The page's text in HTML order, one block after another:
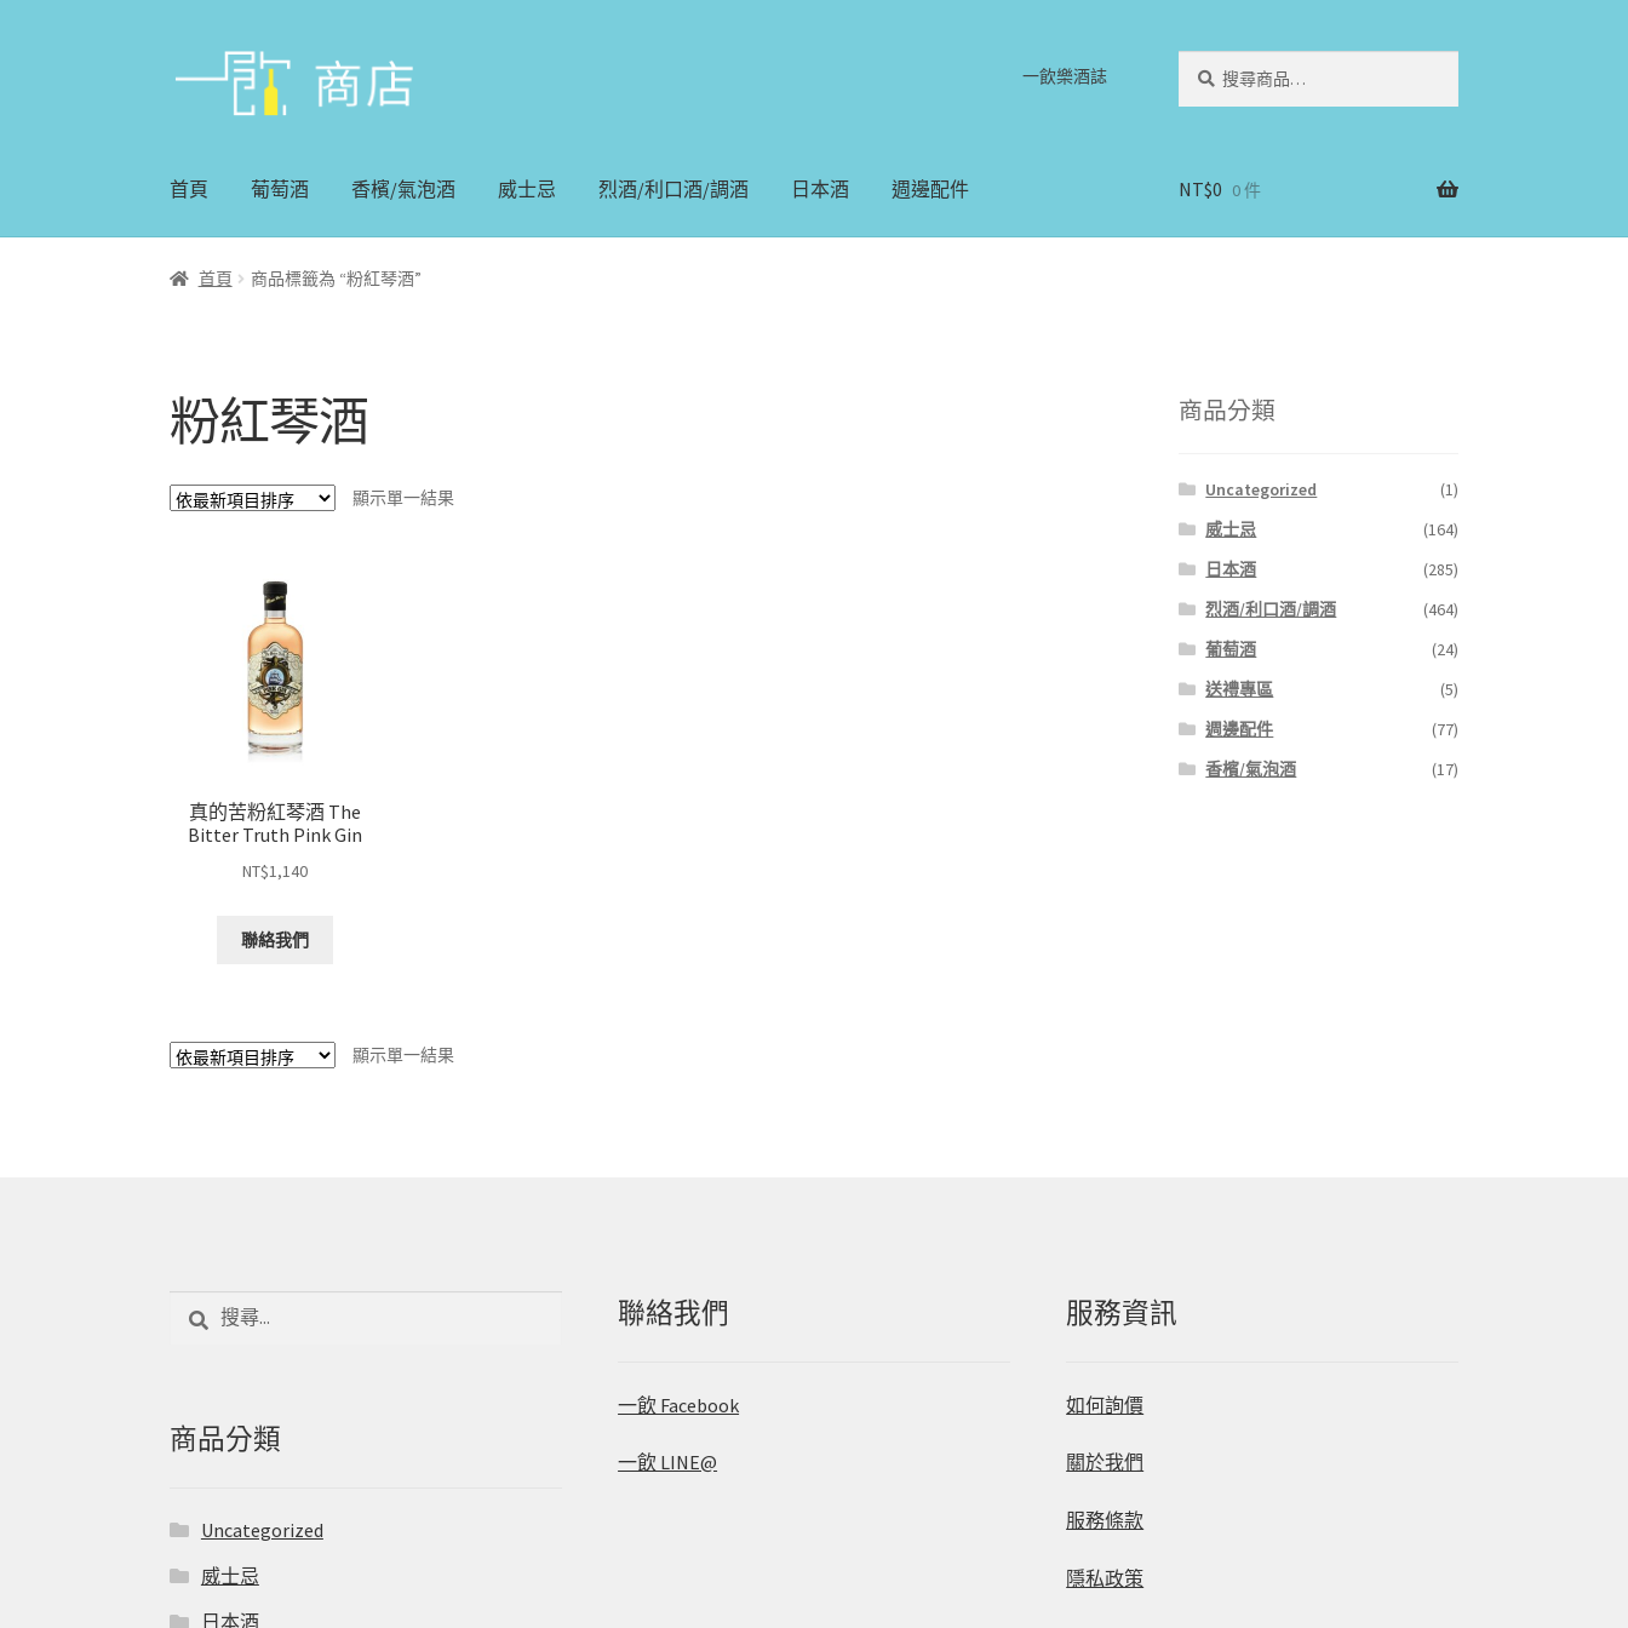
一飲樂酒誌
首頁 葡萄酒 香檳/氣泡酒 威士忌 烈酒/利口酒/調酒 日本酒 週邊配件 NT$0 0 件
首頁 商品標籤為 “粉紅琴酒”
粉紅琴酒
顯示單一結果
真的苦粉紅琴酒 The
Bitter Truth Pink Gin
NT$1,140
聯絡我們
顯示單一結果
商品分類
Uncategorized
(1)
威士忌
(164)
日本酒
(285)
烈酒/利口酒/調酒
(464)
葡萄酒
(24)
送禮專區
(5)
週邊配件
(77)
香檳/氣泡酒
(17)
字:
商品分類
Uncategorized
威士忌
日本酒
聯絡我們
一飲 Facebook
一飲 LINE@
服務資訊
如何詢價
關於我們
服務條款
隱私政策